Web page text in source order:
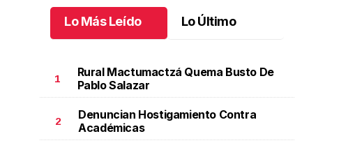
Una emotiva jubilación en educación especial.Una
emotiva jubilación en educación especial
Lo Más Leído Lo Último
1
Rural Mactumactzá Quema Busto De
Pablo Salazar
2
Denuncian Hostigamiento Contra
Académicas